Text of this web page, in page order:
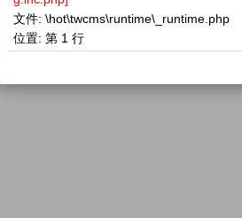
文件: \hot\twcms\runtime\_runtime.php
位置: 第 1 行